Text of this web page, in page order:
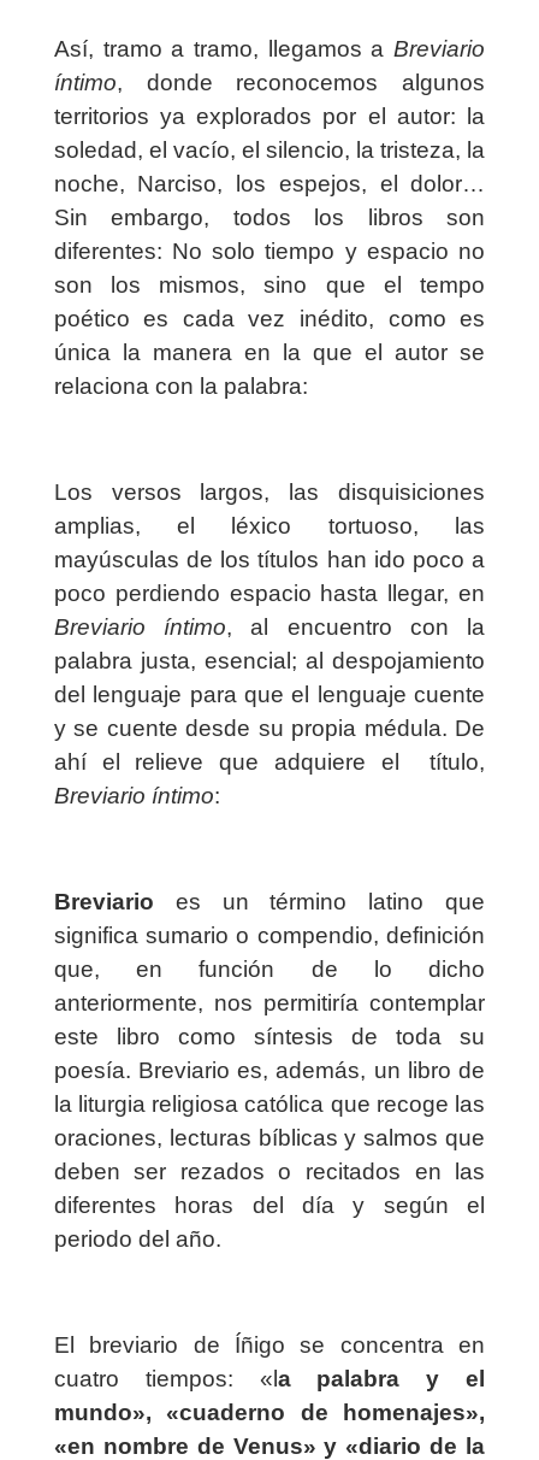
Así, tramo a tramo, llegamos aBreviario
íntimo, donde reconocemos algunos
territorios ya explorados por el autor: la
soledad, el vacío, el silencio, la tristeza, la
noche, Narciso, los espejos, el dolor…
Sin embargo, todos los libros son
diferentes: No solo tiempo y espacio no
son los mismos, sino que el tempo
poético es cada vez inédito, como es
única la manera en la que el autor se
relaciona con la palabra:
Los versos largos, las disquisiciones
amplias, el léxico tortuoso, las
mayúsculas de los títulos han ido poco a
poco perdiendo espacio hasta llegar, en
Breviario íntimo, al encuentro con la
palabra justa, esencial; al despojamiento
del lenguaje para que el lenguaje cuente
y se cuente desde su propia médula. De
ahí el relieve que adquiere el
título,
Breviario íntimo:
Breviario es un término latino que
significa sumario o compendio, definición
que, en función de lo dicho
anteriormente, nos permitiría contemplar
este libro como síntesis de toda su
poesía. Breviario es, además, un libro de
la liturgia religiosa católica que recoge las
oraciones, lecturas bíblicas y salmos que
deben ser rezados o recitados en las
diferentes horas del día y según el
periodo del año.
El breviario de Íñigo se concentra en
cuatro tiempos: «l a palabra y el
mundo», «cuaderno de homenajes»,
«en nombre de Venus» y «diario de la